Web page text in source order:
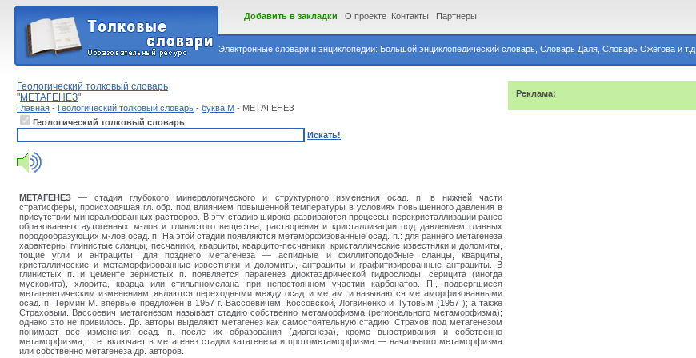
Электронные словари и энциклопедии: Большой энциклопедический словарь, Словарь Даля, Словарь Ожегова и т.д.
Добавить в закладки О проекте Контакты Партнеры
Геологический толковый словарь
"МЕТАГЕНЕЗ"
Главная - Геологический толковый словарь - буква М - МЕТАГЕНЕЗ
Геологический толковый словарь
Искать!
МЕТАГЕНЕЗ— стадия глубокого минералогического и структурного изменения осад. п. в нижней части
стратисферы, происходящая гл. обр. под влиянием повышенной температуры в условиях повышенного давления в
присутствии минерализованных растворов. В эту стадию широко развиваются процессы перекристаллизации ранее
образованных аутогенных м-лов и глинистого вещества, растворения и кристаллизации под давлением главных
породообразующих м-лов осад. п. На этой стадии появляются метаморфизованные осад. п.: для раннего метагенеза
характерны глинистые сланцы, песчаники, кварциты, кварцито-песчаники, кристаллические известняки и доломиты,
тощие угли и антрациты, для позднего метагенеза — аспидные и филлитоподобные сланцы, кварциты,
кристаллические и метаморфизованные известняки и доломиты, антрациты и графитизированные антрациты. В
глинистых п. и цементе зернистых п. появляется парагенез диоктаэдрической гидрослюды, серицита (иногда
мусковита), хлорита, кварца или стильпномелана при непостоянном участии карбонатов. П., подвергшиеся
метагенетическим изменениям, являются переходными между осад. и метам. и называются метаморфизованными
осад. п. Термин М. впервые предложен в 1957 г. Вассоевичем, Коссовской, Логвиненко и Тутовым (1957 ); а также
Страховым. Вассоевич метагенезом называет стадию собственно метаморфизма (регионального метаморфизма);
однако это не привилось. Др. авторы выделяют метагенез как самостоятельную стадию; Страхов под метагенезом
понимает все изменения осад. п. после их образования (диагенеза), кроме выветривания и собственно
метаморфизма, т. е. включает в метагенез стадии катагенеза и протометаморфизма — начального метаморфизма
или собственно метагенеза др. авторов.
Реклама: